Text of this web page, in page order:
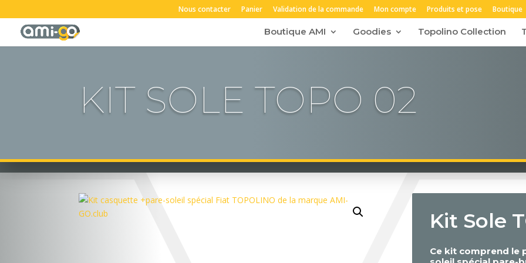
Nous contacter Panier Validation de la commande Mon compte Produits et pose Boutique
Boutique AMI Goodies Topolino Collection
KIT SOLE TOPO 02
Kit Sole
Ce kit comprend le